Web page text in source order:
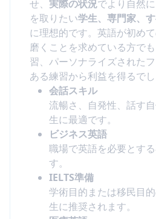
せ、 実際の状況でより自然
を取りたい学生、専門家、
に理想的です。英語が初め
磨くことを求めている方で
習、パーソナライズされた
ある練習から利益を得るでし
会話スキル
流暢さ、自発性、話す
生に最適です。
ビジネス英語
職場で英語を必要とす
す。
IELTS準備
学術目的または移民目
生に推奨されます。